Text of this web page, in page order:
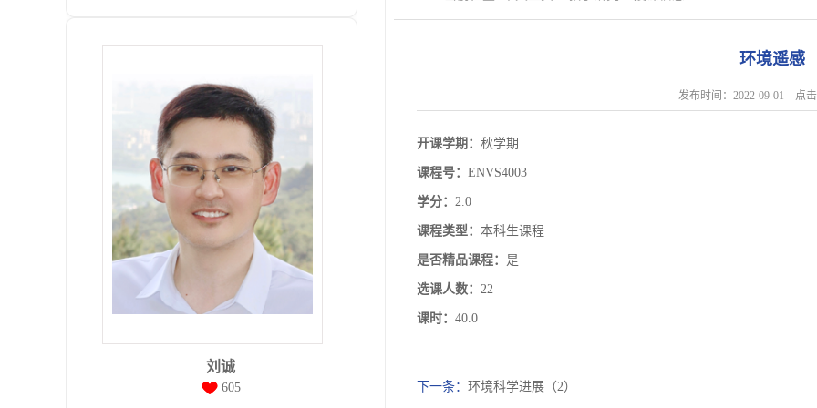
刘诚
605
环境遥感
发布时间：2022-09-01 点击
开课学期： 秋学期
课程号： ENVS4003
学分： 2.0
课程类型： 本科生课程
是否精品课程： 是
选课人数： 22
课时： 40.0
下一条： 环境科学进展（2）